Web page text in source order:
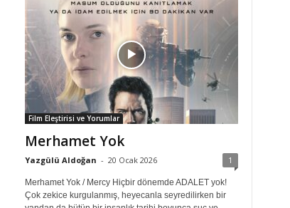
Film Eleştirisi ve Yorumlar
Merhamet Yok
Yazgülü Aldoğan - 20 Ocak 2026 1
Merhamet Yok / Mercy Hiçbir dönemde ADALET yok!
Çok zekice kurgulanmış, heyecanla seyredilirken bir